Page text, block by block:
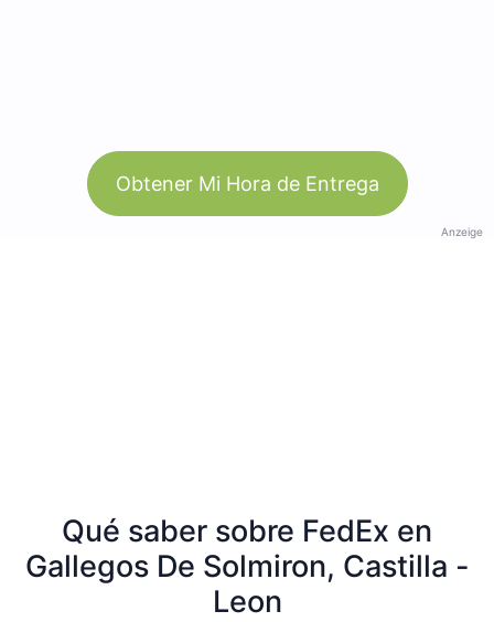
Obtener Mi Hora de Entrega
Anzeige
Qué saber sobre FedEx en
Gallegos De Solmiron, Castilla -
Leon